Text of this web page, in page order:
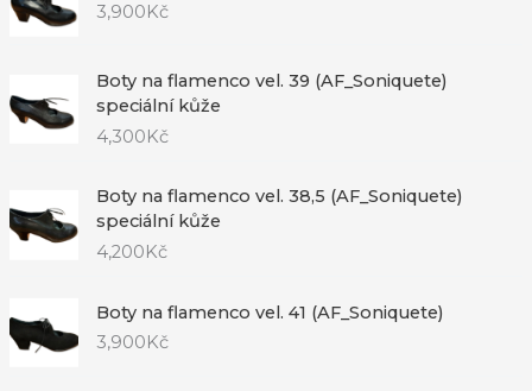
3,900Kč
Boty na flamenco vel. 39 (AF_Soniquete)
speciální kůže
4,300Kč
Boty na flamenco vel. 38,5 (AF_Soniquete)
speciální kůže
4,200Kč
Boty na flamenco vel. 41 (AF_Soniquete)
3,900 Kč